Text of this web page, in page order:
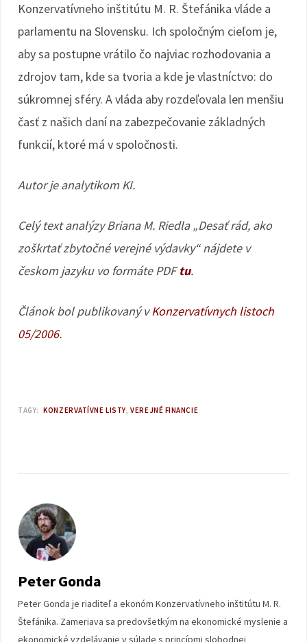
Konzervatívneho inštitútu M. R. Štefánika vláde a
parlamentu na Slovensku. Ich spoločným cieľom je,
aby sa postupne vrátilo čo najviac rozhodovania a
zdrojov tam, kde sa tvoria a kde je vlastníctvo: do
súkromnej sféry. A vláda aby rozdeľovala len menšiu
časť z našich daní na zabezpečovanie základných
funkcií, ktoré má v spoločnosti.
Autor je analytikom KI.
Celý text analýzy Briana M. Riedla „Desať rád, ako
zoškrtať zbytočné verejné výdavky“ nájdete v
českom jazyku vo formáte PDFtu.
Článok bol publikovaný vKonzervatívnych listoch
05/2006.
TAGY: KONZERVATÍVNE LISTY VEREJNÉ FINANCIE
Peter Gonda
Peter Gonda je riaditeľ a ekonóm Konzervatívneho inštitútu M. R.
Štefánika. Zameriava sa predovšetkým na ekonomické myslenie a
ekonomické vzdelávanie v súlade s princípmi slobodnej